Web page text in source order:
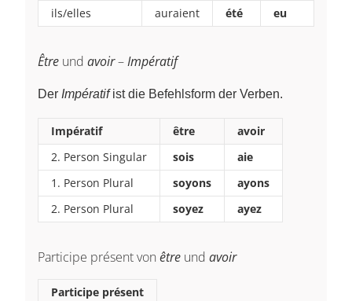
ils/elles
auraient été eu
Être und avoir–Impératif
Der Impératifist die Befehlsform der Verben.
Impératif être
avoir
2. Person Singular
sois
aie
1. Person Plural
soyons
ayons
2. Person Plural
soyez ayez
Participe présent von être und avoir
Participe présent